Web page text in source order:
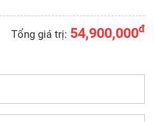
Tổng giá trị: 54,900,000đ